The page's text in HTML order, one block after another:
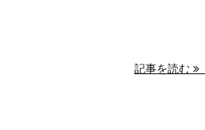
記事を読む